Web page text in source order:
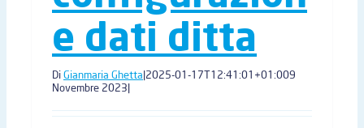
e dati ditta
DiGianmaria Ghetta|2025-01-17T12:41:01+01:009
Novembre 2023|